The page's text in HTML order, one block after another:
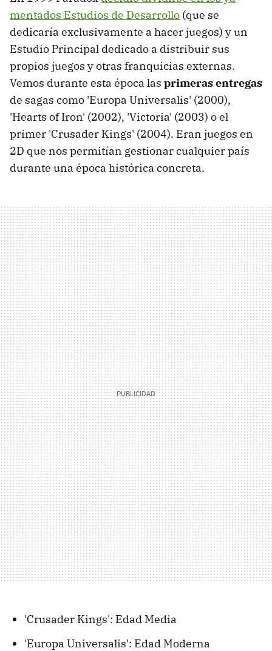
mentados Estudios de Desarrollo (que se
dedicaría exclusivamente a hacer juegos) y un
Estudio Principal dedicado a distribuir sus
propios juegos y otras franquicias externas.
Vemos durante esta época las primeras entregas
de sagas como 'Europa Universalis' (2000),
'Hearts of Iron' (2002), 'Victoria' (2003) o el
primer 'Crusader Kings' (2004). Eran juegos en
2D que nos permitían gestionar cualquier país
durante una época histórica concreta.
'Crusader Kings': Edad Media
'Europa Universalis': Edad Moderna